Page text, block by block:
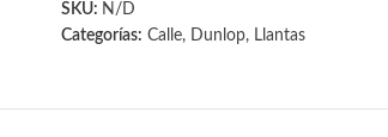
SKU: N/D
Categorías: Calle, Dunlop, Llantas